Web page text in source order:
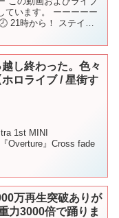
ています。 ーーーーー
21時から！ ステイホ
越し終わった。色々
ロライブ / 星街す
1st MINI
Overture』Cross fade
万再生突破ありが
力3000倍で踊りま